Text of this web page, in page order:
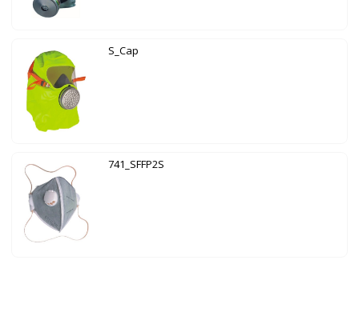
S_Cap
741_SFFP2S